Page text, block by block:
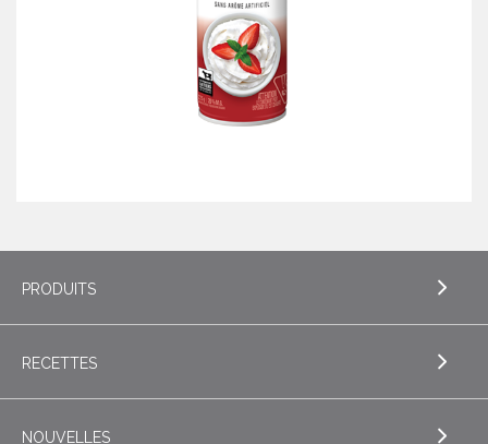
PRODUITS
EXPLORE PRODUITS
RECETTES
NOUVELLES